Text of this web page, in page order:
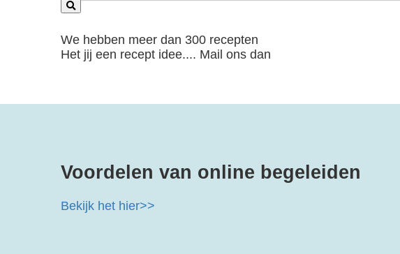
We hebben meer dan 300 recepten
Het jij een recept idee.... Mail ons dan
Voordelen van online begeleiden
Bekijk het hier>>